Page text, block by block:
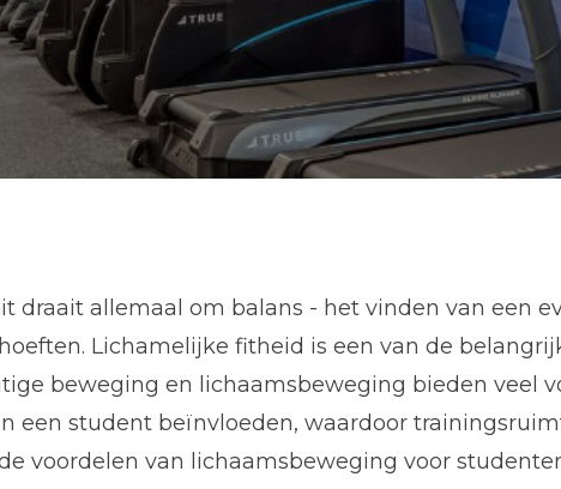
draait allemaal om balans - het vinden van een
Lichamelijke fitheid is een van de
beweging en lichaamsbeweging bieden veel
een student beïnvloeden, waardoor
voordelen van lichaamsbeweging voor